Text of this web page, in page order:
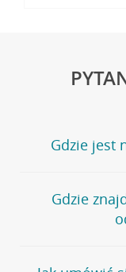
Gdzie jest
Jeśli szukasz
stronęPlacówki i
wygodna
oddziałów
Gdzie
Bank Credit